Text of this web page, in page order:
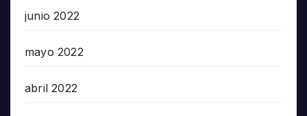
junio 2022
mayo 2022
abril 2022